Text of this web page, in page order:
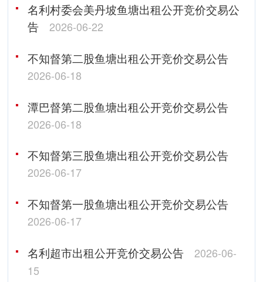
名利村委会美丹坡鱼塘出租公开竞价交易公
告
2026-06-22
不知督第二股鱼塘出租公开竞价交易公告
2026-06-18
潭巴督第二股鱼塘出租公开竞价交易公告
2026-06-18
不知督第三股鱼塘出租公开竞价交易公告
2026-06-17
不知督第一股鱼塘出租公开竞价交易公告
2026-06-17
名利超市出租公开竞价交易公告
2026-06-
15